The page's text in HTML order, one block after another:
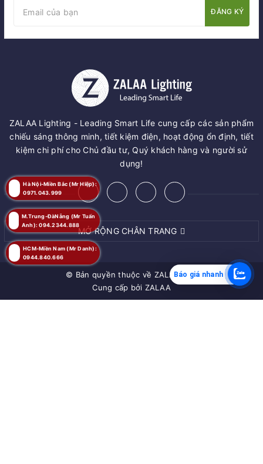
ĐĂNG KÝ
ZALAA Lighting - Leading Smart Life cung cấp các sản phẩm
chiếu sáng thông minh, tiết kiệm điện, hoạt động ổn định, tiết
kiệm chi phí cho Chủ đầu tư, Quý khách hàng và người sử
dụng!
MỞ RỘNG CHÂN TRANG
© Bản quyền thuộc về ZALAA JSC
Cung cấp bởi ZALAA
HCM-Miền Nam (Mr Danh):
0944.840.666
Hà Nội-Miền Bắc (Mr Hiệp):
0971.043.999
M.Trung-ĐàNẵng (Mr Tuấn
Anh): 094.2344.888
Báo giá nhanh